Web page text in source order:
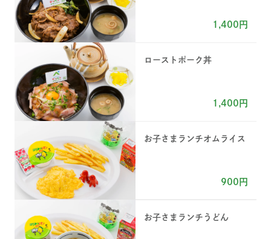
1,400円
ローストポーク丼
1,400円
お子さまランチオムライス
900円
お子さまランチうどん